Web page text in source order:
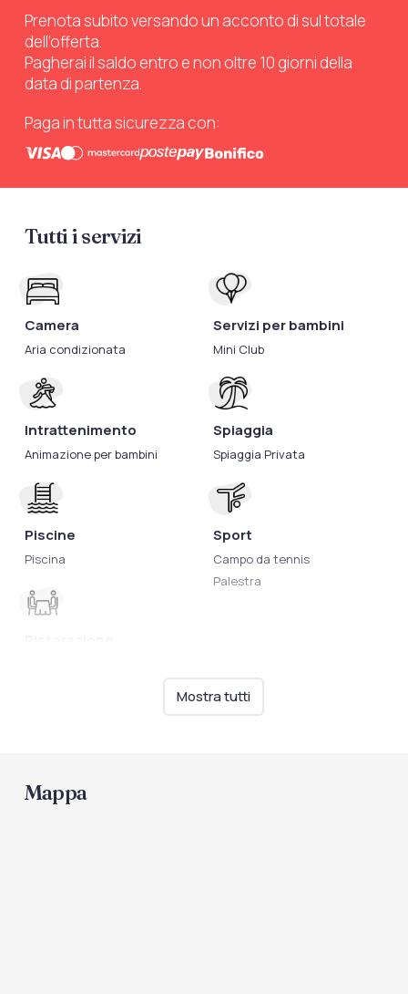
Prenota subito versando un acconto di sul totale
dell’offerta.
Pagherai il saldo entro e non oltre 10 giorni della
data di partenza.
Paga in tutta sicurezza con:
Tutti i servizi
Camera
Aria condizionata
Intrattenimento
Animazione per bambini
Piscine
Piscina
Servizi per bambini
Mini Club
Spiaggia
Spiaggia Privata
Sport
Campo da tennis
Palestra
Mostra tutti
Mappa